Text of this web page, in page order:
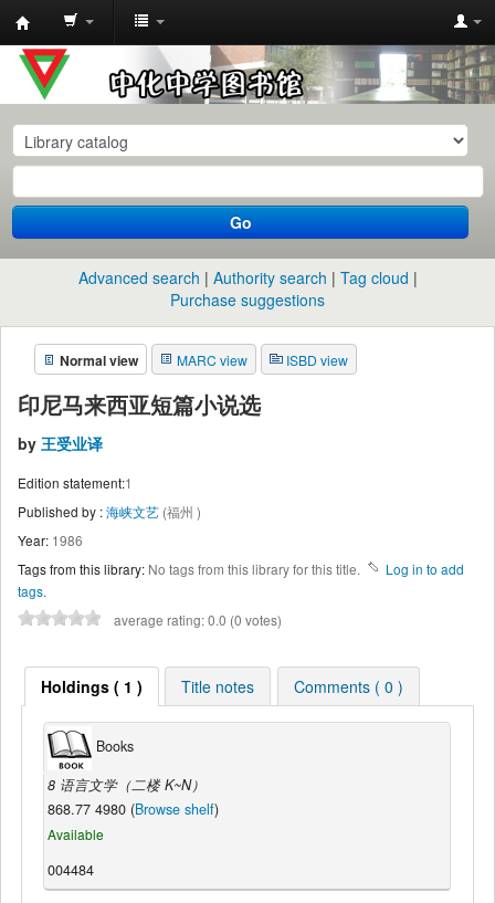
中
化
中
学
图
书
馆
目
录
Go
Advanced search Authority search
Tag cloud
Purchase suggestions
Normal view MARC view ISBD view
印尼马来西亚短篇小说选
by 王受业译
Edition statement:1
Published by :海峡文艺 (福州 )
Year: 1986
Tags from this library: No tags from this library for this title.
Log in to add
tags.
average rating: 0.0 (0 votes)
Holdings ( 1 ) Title notes Comments ( 0 )
Books
8 语言文学（二楼 K~N）
868.77 4980 (Browse shelf)
Available
004484